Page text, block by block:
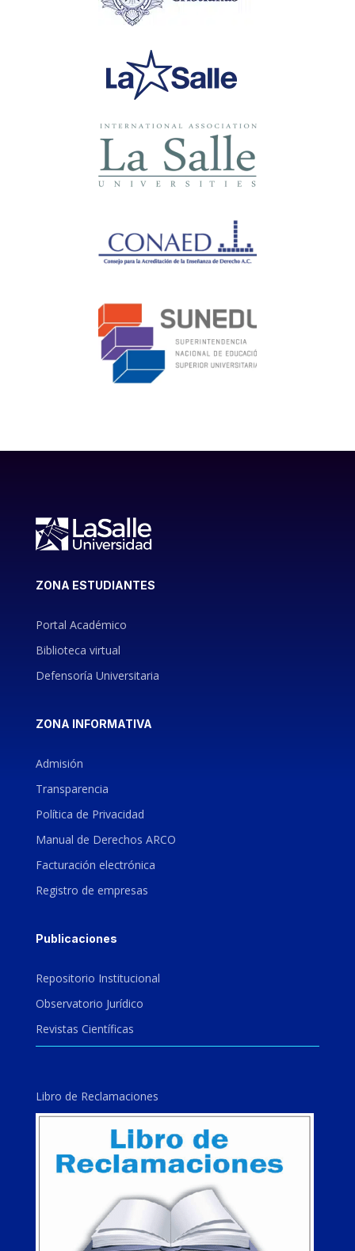
ZONA ESTUDIANTES
Portal Académico
Biblioteca virtual
Defensoría Universitaria
ZONA INFORMATIVA
Admisión
Transparencia
Política de Privacidad
Manual de Derechos ARCO
Facturación electrónica
Registro de empresas
Publicaciones
Repositorio Institucional
Observatorio Jurídico
Revistas Científicas
Libro de Reclamaciones